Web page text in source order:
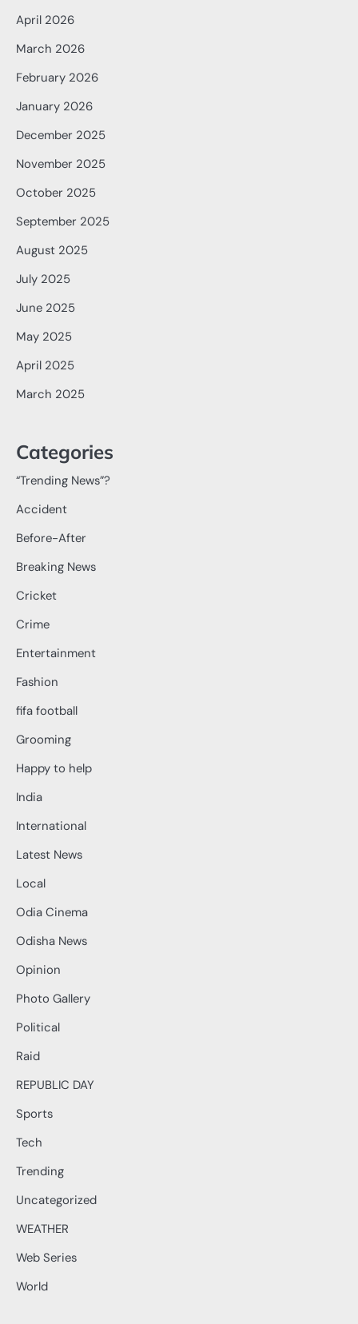
April 2026
March 2026
February 2026
January 2026
December 2025
November 2025
October 2025
September 2025
August 2025
July 2025
June 2025
May 2025
April 2025
March 2025
Categories
“Trending News”?
Accident
Before-After
Breaking News
Cricket
Crime
Entertainment
Fashion
fifa football
Grooming
Happy to help
India
International
Latest News
Local
Odia Cinema
Odisha News
Opinion
Photo Gallery
Political
Raid
REPUBLIC DAY
Sports
Tech
Trending
Uncategorized
WEATHER
Web Series
World